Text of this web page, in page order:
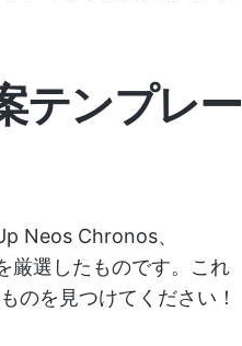
テンプレー
Neos Chronos、
厳選したものです。これ
のを見つけてください！